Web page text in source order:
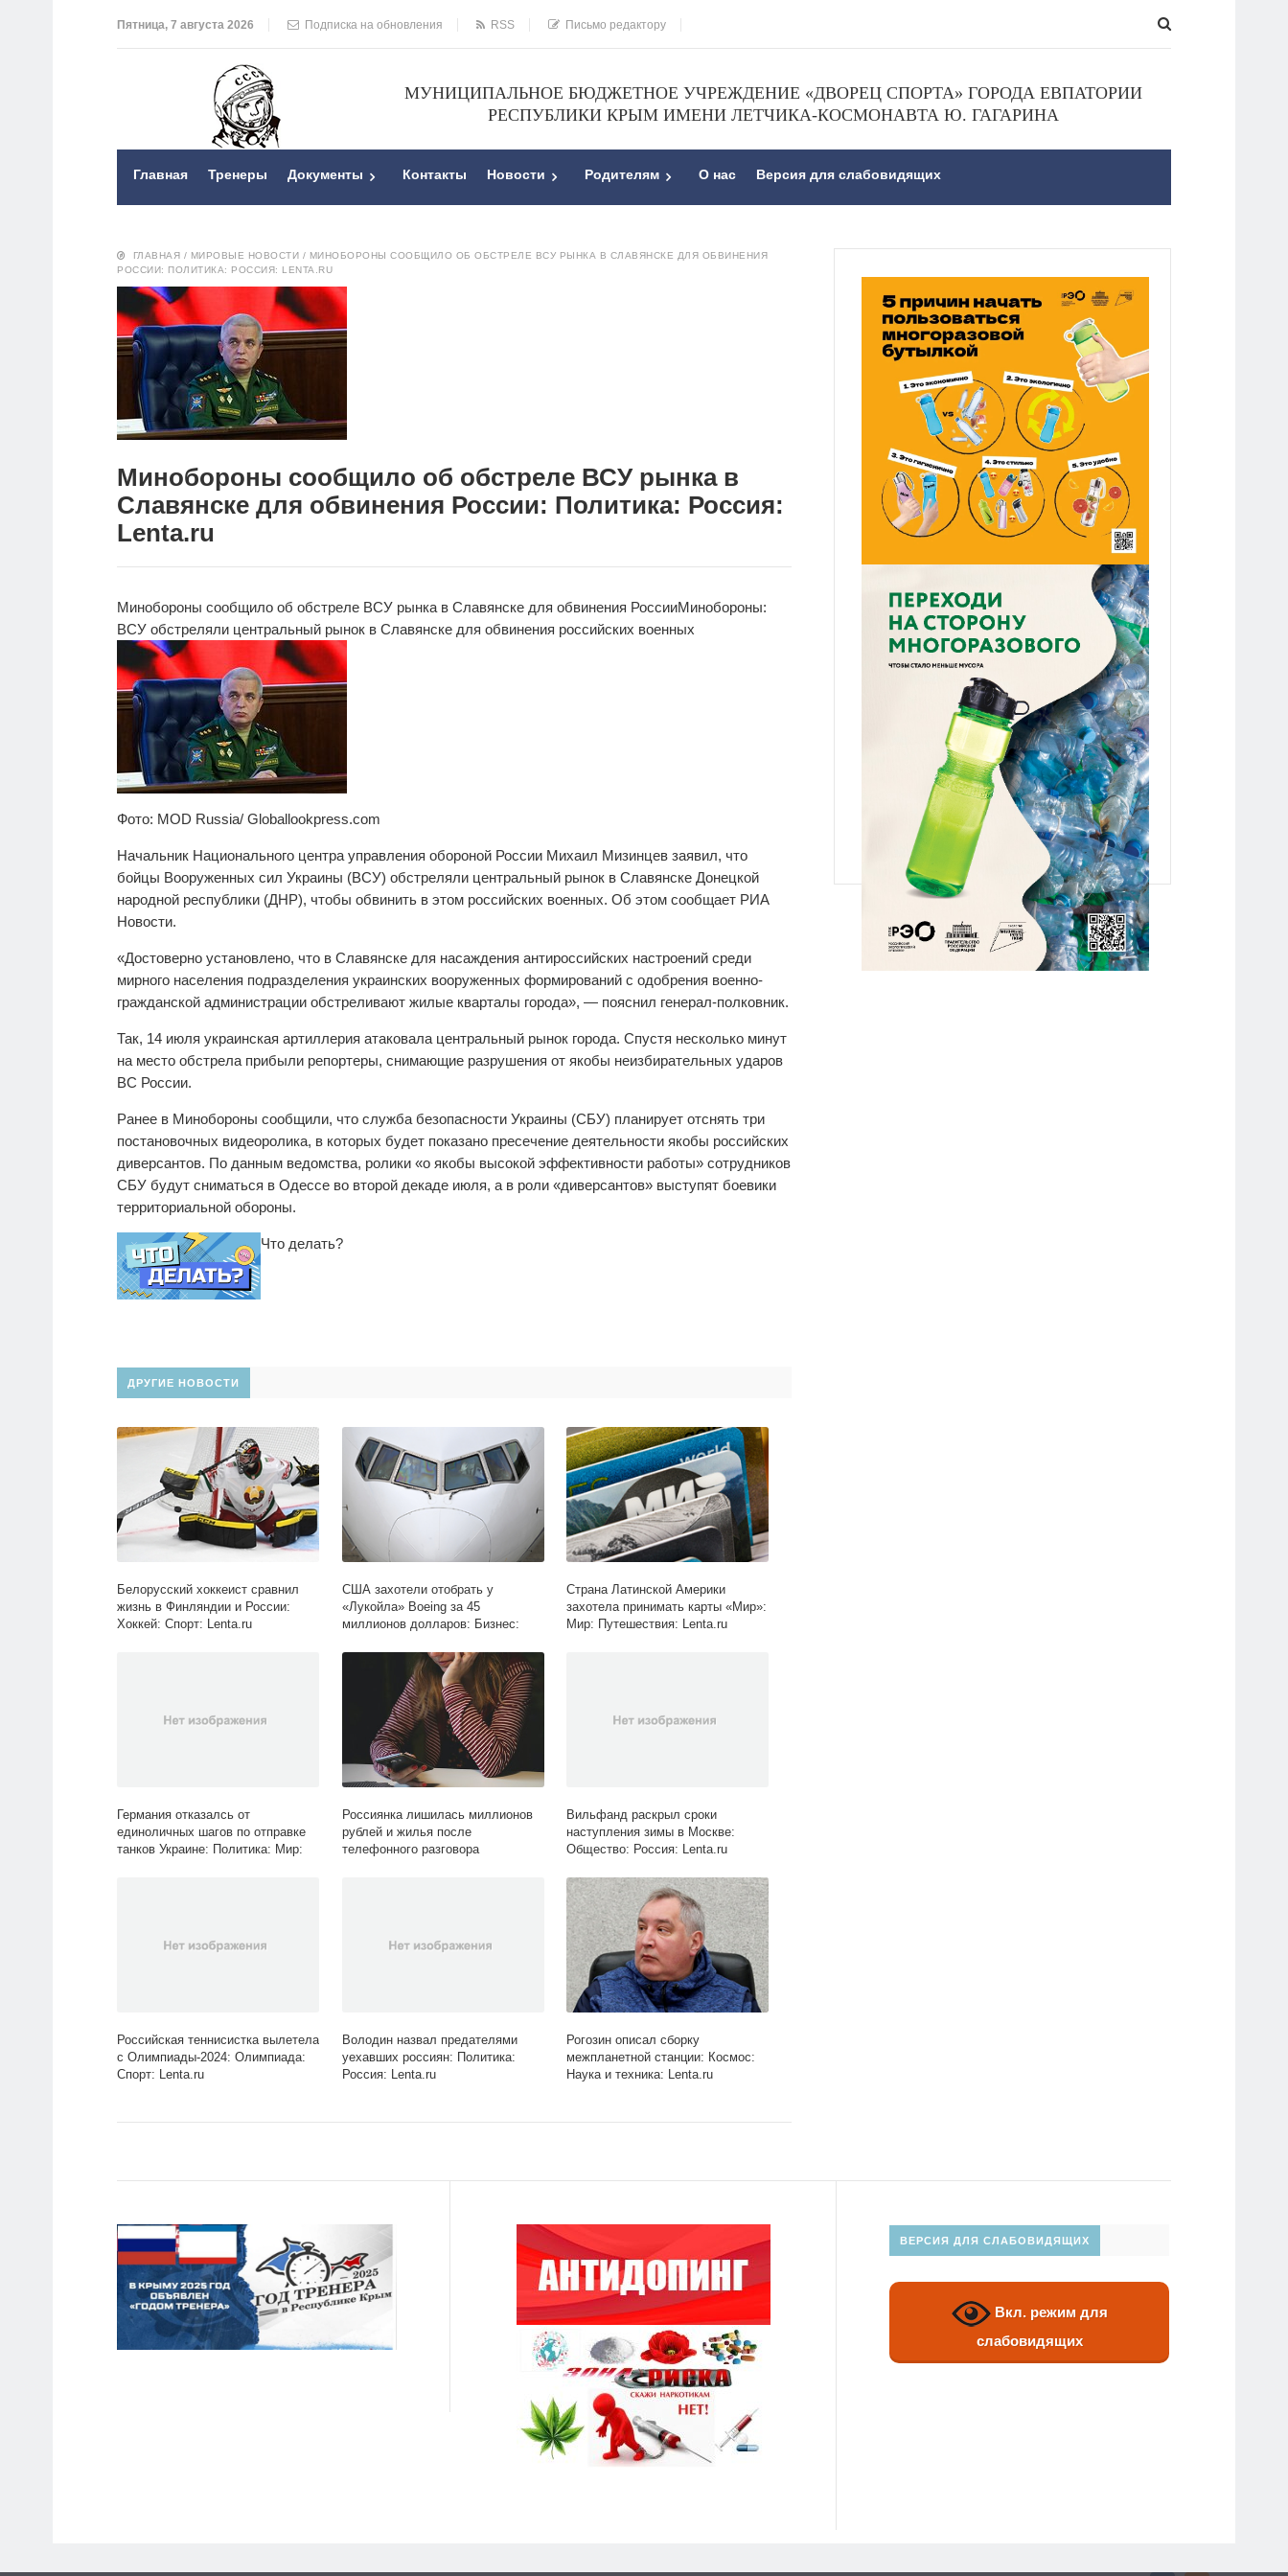
Пятница, 7 августа 2026 Подписка на обновления RSS Письмо редактору
МУНИЦИПАЛЬНОЕ БЮДЖЕТНОЕ УЧРЕЖДЕНИЕ «ДВОРЕЦ СПОРТА» ГОРОДА ЕВПАТОРИИ
РЕСПУБЛИКИ КРЫМ ИМЕНИ ЛЕТЧИКА-КОСМОНАВТА Ю. ГАГАРИНА
Главная Тренеры Документы Контакты Новости Родителям О нас Версия для слабовидящих
ГЛАВНАЯ / МИРОВЫЕ НОВОСТИ / МИНОБОРОНЫ СООБЩИЛО ОБ ОБСТРЕЛЕ ВСУ РЫНКА В СЛАВЯНСКЕ ДЛЯ ОБВИНЕНИЯ
РОССИИ: ПОЛИТИКА: РОССИЯ: LENTA.RU
Минобороны сообщило об обстреле ВСУ рынка в
Славянске для обвинения России: Политика: Россия:
Lenta.ru
Минобороны сообщило об обстреле ВСУ рынка в Славянске для обвинения РоссииМинобороны:
ВСУ обстреляли центральный рынок в Славянске для обвинения российских военных
Фото: MOD Russia/ Globallookpress.com
Начальник Национального центра управления обороной России Михаил Мизинцев заявил, что
бойцы Вооруженных сил Украины (ВСУ) обстреляли центральный рынок в Славянске Донецкой
народной республики (ДНР), чтобы обвинить в этом российских военных. Об этом сообщает РИА
Новости.
«Достоверно установлено, что в Славянске для насаждения антироссийских настроений среди
мирного населения подразделения украинских вооруженных формирований с одобрения военно-
гражданской администрации обстреливают жилые кварталы города», — пояснил генерал-полковник.
Так, 14 июля украинская артиллерия атаковала центральный рынок города. Спустя несколько минут
на место обстрела прибыли репортеры, снимающие разрушения от якобы неизбирательных ударов
ВС России.
Ранее в Минобороны сообщили, что служба безопасности Украины (СБУ) планирует отснять три
постановочных видеоролика, в которых будет показано пресечение деятельности якобы российских
диверсантов. По данным ведомства, ролики «о якобы высокой эффективности работы» сотрудников
СБУ будут сниматься в Одессе во второй декаде июля, а в роли «диверсантов» выступят боевики
территориальной обороны.
Что делать?
ДРУГИЕ НОВОСТИ
Белорусский хоккеист сравнил
жизнь в Финляндии и России:
Хоккей: Спорт: Lenta.ru
США захотели отобрать у
«Лукойла» Boeing за 45
миллионов долларов: Бизнес:
Страна Латинской Америки
захотела принимать карты «Мир»:
Мир: Путешествия: Lenta.ru
Германия отказалсь от
единоличных шагов по отправке
танков Украине: Политика: Мир:
Россиянка лишилась миллионов
рублей и жилья после
телефонного разговора
Вильфанд раскрыл сроки
наступления зимы в Москве:
Общество: Россия: Lenta.ru
Российская теннисистка вылетела
с Олимпиады-2024: Олимпиада:
Спорт: Lenta.ru
Володин назвал предателями
уехавших россиян: Политика:
Россия: Lenta.ru
Рогозин описал сборку
межпланетной станции: Космос:
Наука и техника: Lenta.ru
ВЕРСИЯ ДЛЯ СЛАБОВИДЯЩИХ
Вкл. режим для
слабовидящих